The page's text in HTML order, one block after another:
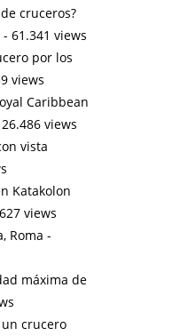
cruceros?
- 61.341 views
por los
views
Caribbean
views
vista
Katakolon
views
Roma -
máxima de
crucero